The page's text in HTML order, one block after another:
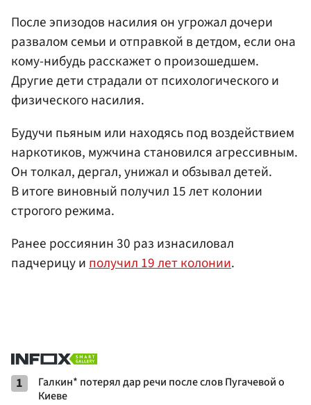
После эпизодов насилия он угрожал дочери
развалом семьи и отправкой в детдом, если она
кому-нибудь расскажет о произошедшем.
Другие дети страдали от психологического и
физического насилия.
Будучи пьяным или находясь под воздействием
наркотиков, мужчина становился агрессивным.
Он толкал, дергал, унижал и обзывал детей.
В итоге виновный получил 15 лет колонии
строгого режима.
Ранее россиянин 30 раз изнасиловал
падчерицу иполучил 19 лет колонии.
1
Галкин* потерял дар речи после слов Пугачевой о
Киеве